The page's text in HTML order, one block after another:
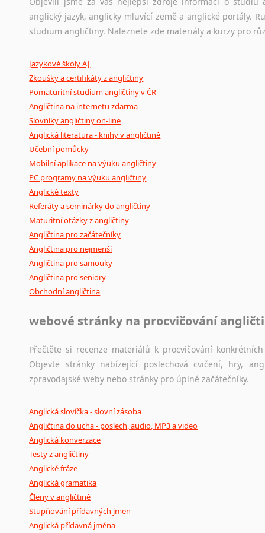
Ostatní pomůcky pro překladatele
poradny a pravidla
anglický jazyk, anglicky mluvící země a anglické portály.
studium angličtiny. Naleznete zde materiály a kurzy pro
Jazykové školy AJ
Zkoušky a certifikáty z angličtiny
Pomaturitní studium angličtiny v ČR
Angličtina na internetu zdarma
Slovníky angličtiny on-line
Anglická literatura - knihy v angličtině
Učební pomůcky
Mobilní aplikace na výuku angličtiny
PC programy na výuku angličtiny
Anglické texty
Referáty a seminárky do angličtiny
Maturitní otázky z angličtiny
Angličtina pro začátečníky
Angličtina pro nejmenší
Angličtina pro samouky
Angličtina pro seniory
Obchodní angličtina
webové stránky na procvičování
Přečtěte si recenze materiálů k procvičování
Objevte stránky nabízející poslechová cvičení, hry,
zpravodajské weby nebo stránky pro úplné začátečníky.
Anglická slovíčka - slovní zásoba
Angličtina do ucha - poslech, audio, MP3 a video
Anglická konverzace
Testy z angličtiny
Anglické fráze
Anglická gramatika
Členy v angličtině
Stupňování přídavných jmen
Anglická přídavná jména